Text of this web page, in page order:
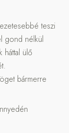
teszi
gond nélkül
háttal ülő
bármerre